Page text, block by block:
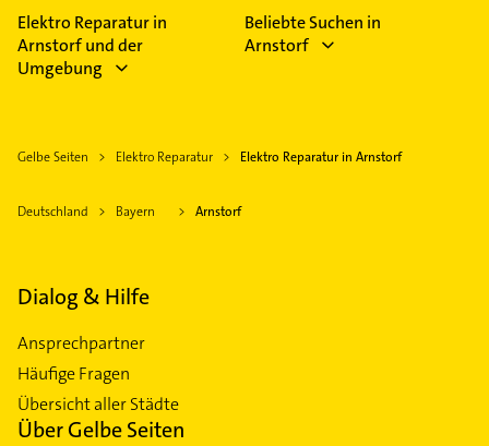
Feiertagen abweichen können.
Elektro Reparatur in
Arnstorf und der
Umgebung
Beliebte Suchen in
Arnstorf
Gelbe Seiten Elektro Reparatur Elektro Reparatur in Arnstorf
Deutschland Bayern Arnstorf
Dialog & Hilfe
Ansprechpartner
Häufige Fragen
Übersicht aller Städte
Über Gelbe Seiten